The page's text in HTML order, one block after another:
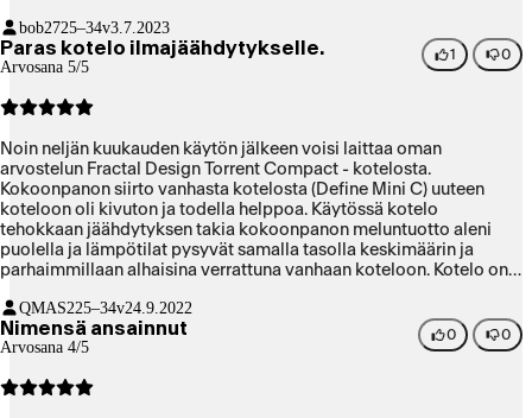
bob2725–34v3.7.2023
Paras kotelo ilmajäähdytykselle.
Arvosana 5/5
1 0
Noin neljän kuukauden käytön jälkeen voisi laittaa oman
arvostelun Fractal Design Torrent Compact - kotelosta.
Kokoonpanon siirto vanhasta kotelosta (Define Mini C) uuteen
koteloon oli kivuton ja todella helppoa. Käytössä kotelo
tehokkaan jäähdytyksen takia kokoonpanon meluntuotto aleni
puolella ja lämpötilat pysyvät samalla tasolla keskimäärin ja
parhaimmillaan alhaisina verrattuna vanhaan koteloon. Kotelo on
on enemmän tilaa työskennellä. Ainoa miinus tulee kotelon
hinnasta, mutta uskon, että kotelon laatu maksaa itsensä takaisin,
kun ei tarvitse koteloita enää vaihtaa pitkään aikaan, kun tätä
löydy.
QMAS225–34v24.9.2022
Nimensä ansainnut
Arvosana 4/5
0 0